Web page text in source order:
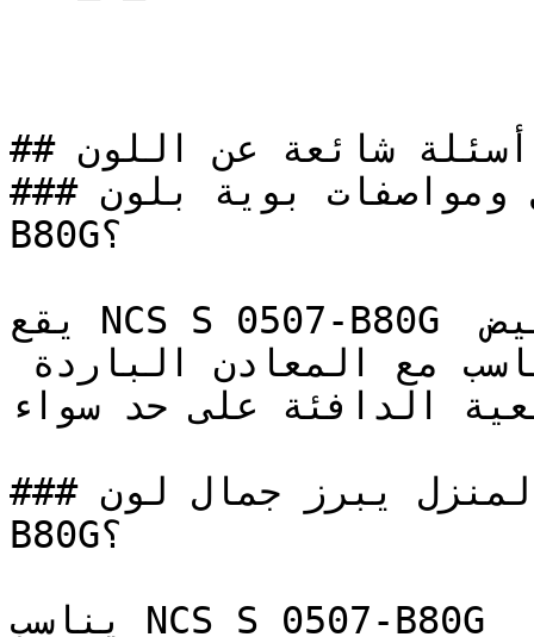
## أسئلة شائعة عن اللون
### ما هي تفاصيل ومواصفات بوية بلون NCS S 0507-
B80G؟
يقع NCS S 0507-B80G في المساحة الدقيقة بين الأبيض
الدافئة على حد سواء.
### في أي زوايا المنزل يبرز جمال لون NCS S 0507-
B80G؟
يناسب NCS S 0507-B80G غرف النوم وغرف القراءة